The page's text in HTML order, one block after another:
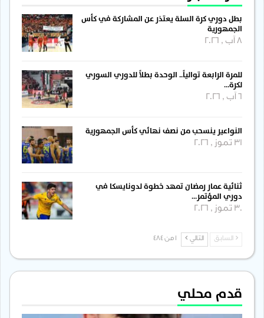
بطل دوري كرة السلة يعتذر عن المشاركة في كأس
الجمهورية
للمرة الرابعة توالياً.. الوحدة بطلاً للدوري السوري
لكرة…
النواعير ينسحب من نصف نهائي كأس الجمهورية
31 تموز , 2026
ثنائية عمار رمضان تمهد خطوة لدونايسكا في
دوري المؤتمر…
30 تموز , 2026
السابق التالي
قدم محلي